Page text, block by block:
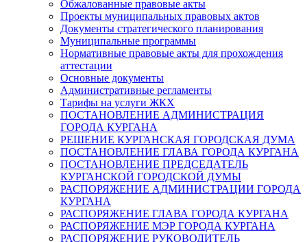
Обжалованные правовые акты
Проекты муниципальных правовых актов
Документы стратегического планирования
Муниципальные программы
Нормативные правовые акты для прохождения
аттестации
Основные документы
Административные регламенты
Тарифы на услуги ЖКХ
ПОСТАНОВЛЕНИЕ АДМИНИСТРАЦИЯ
ГОРОДА КУРГАНА
РЕШЕНИЕ КУРГАНСКАЯ ГОРОДСКАЯ ДУМА
ПОСТАНОВЛЕНИЕ ГЛАВА ГОРОДА КУРГАНА
ПОСТАНОВЛЕНИЕ ПРЕДСЕДАТЕЛЬ
КУРГАНСКОЙ ГОРОДСКОЙ ДУМЫ
РАСПОРЯЖЕНИЕ АДМИНИСТРАЦИИ ГОРОДА
КУРГАНА
РАСПОРЯЖЕНИЕ ГЛАВА ГОРОДА КУРГАНА
РАСПОРЯЖЕНИЕ МЭР ГОРОДА КУРГАНА
РАСПОРЯЖЕНИЕ РУКОВОДИТЕЛЬ